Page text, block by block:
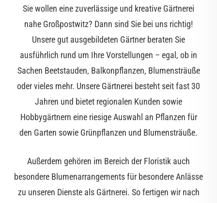
Sie wollen eine zuverlässige und kreative Gärtnerei
nahe Großpostwitz? Dann sind Sie bei uns richtig!
Unsere gut ausgebildeten Gärtner beraten Sie
ausführlich rund um Ihre Vorstellungen – egal, ob in
Sachen Beetstauden, Balkonpflanzen, Blumensträuße
oder vieles mehr. Unsere Gärtnerei besteht seit fast 30
Jahren und bietet regionalen Kunden sowie
Hobbygärtnern eine riesige Auswahl an Pflanzen für
den Garten sowie Grünpflanzen und Blumensträuße.
Außerdem gehören im Bereich der Floristik auch
besondere Blumenarrangements für besondere Anlässe
zu unseren Dienste als Gärtnerei. So fertigen wir nach